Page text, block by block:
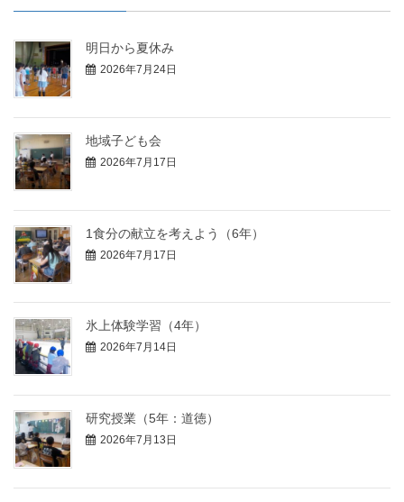
明日から夏休み
2026年7月24日
地域子ども会
2026年7月17日
1食分の献立を考えよう（6年）
2026年7月17日
氷上体験学習（4年）
2026年7月14日
研究授業（5年：道徳）
2026年7月13日